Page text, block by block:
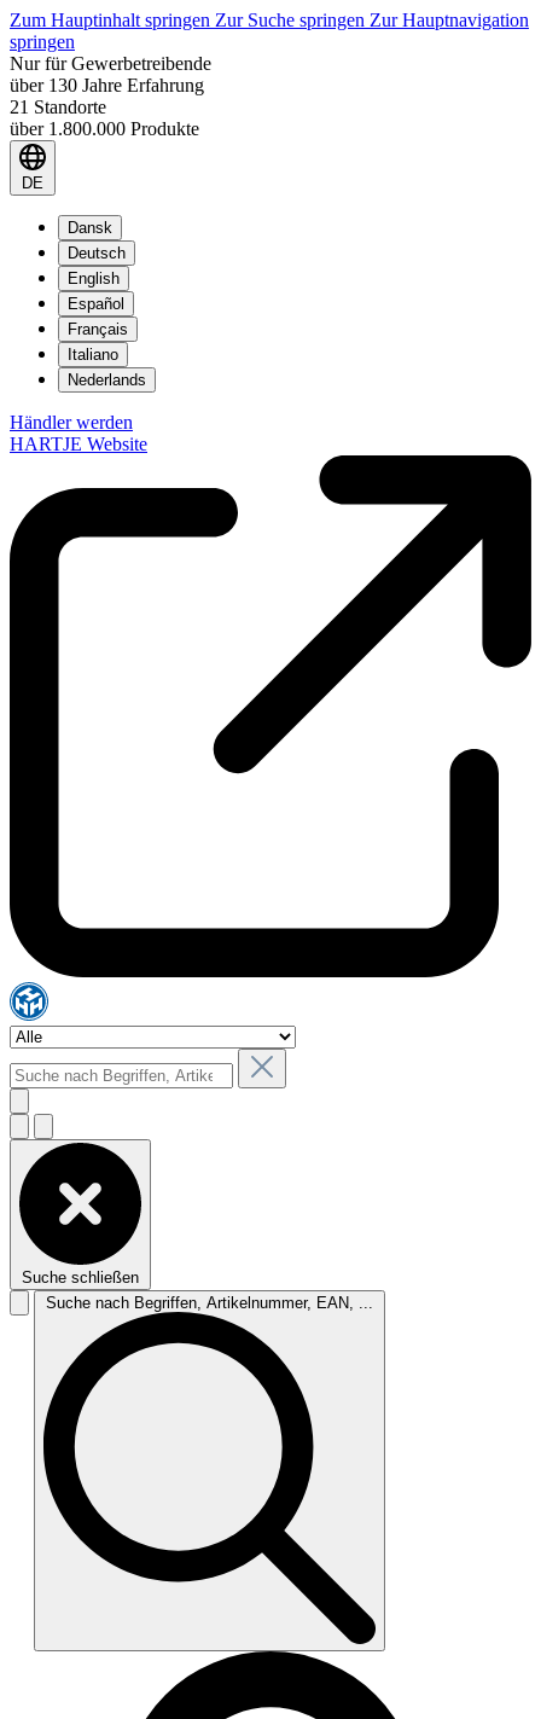
Zum Hauptinhalt springen Zur Suche springen Zur Hauptnavigation
springen
Nur für Gewerbetreibende
über 130 Jahre Erfahrung
21 Standorte
über 1.800.000 Produkte
DE
Dansk
Deutsch
English
Español
Français
Italiano
Nederlands
Händler werden
HARTJE Website
Suche schließen
Suche nach Begriffen, Artikelnummer, EAN, ...